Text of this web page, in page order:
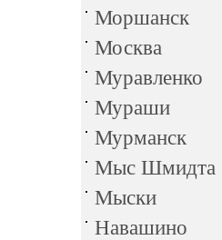
Моршанск
Москва
Муравленко
Мураши
Мурманск
Мыс Шмидта
Мыски
Навашино